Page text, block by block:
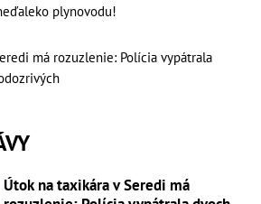
plynovodu!
má rozuzlenie: Polícia vypátrala
Útok na taxikára v Seredi má